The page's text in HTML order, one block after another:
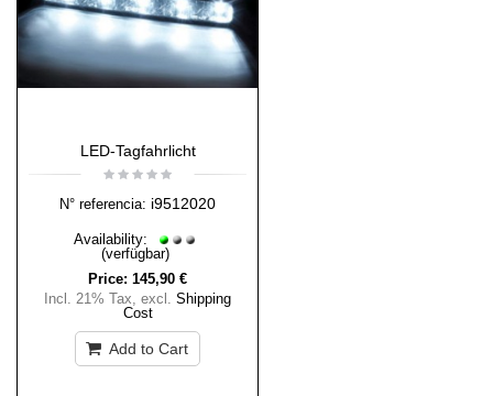
LED-Tagfahrlicht
N° referencia: i9512020
Availability:
(verfügbar)
Price: 145,90 €
Incl. 21% Tax, excl. Shipping
Cost
Add to Cart